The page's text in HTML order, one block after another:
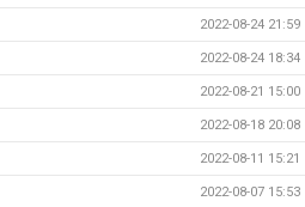
2022-08-24 21:59
2022-08-24 18:34
2022-08-21 15:00
2022-08-18 20:08
2022-08-11 15:21
2022-08-07 15:53